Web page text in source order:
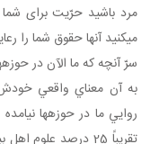
مرد باشيد حرّيت برای
مي کنيد آنها حقوق شما را
سرّ آنچه که ما الآن در
به آن معناي واقعي
روايي ما در حوزه ها